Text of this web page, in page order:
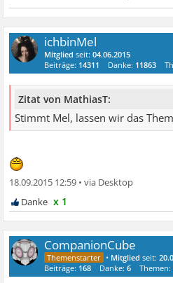
ichbinMel
Mitglied seit:04.06.2015
Beiträge: 14311 Danke: 11863
Zitat von MathiasT:
Stimmt Mel, lassen wir das
18.09.2015 12:59 •
x 1
CompanionCube
• Mitglied seit:
Beiträge: 168 Danke:6 Themen: